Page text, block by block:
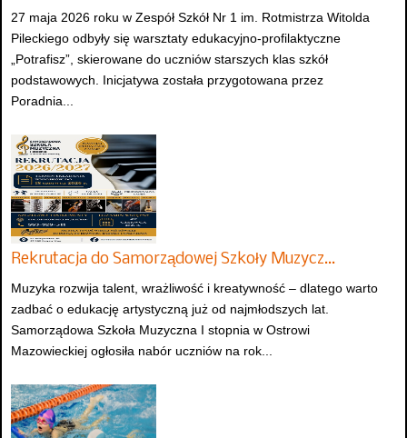
27 maja 2026 roku w Zespół Szkół Nr 1 im. Rotmistrza Witolda
Pileckiego odbyły się warsztaty edukacyjno-profilaktyczne
„Potrafisz”, skierowane do uczniów starszych klas szkół
podstawowych. Inicjatywa została przygotowana przez
Poradnia...
Rekrutacja do Samorządowej Szkoły Muzycz…
Muzyka rozwija talent, wrażliwość i kreatywność – dlatego warto
zadbać o edukację artystyczną już od najmłodszych lat.
Samorządowa Szkoła Muzyczna I stopnia w Ostrowi
Mazowieckiej ogłosiła nabór uczniów na rok...